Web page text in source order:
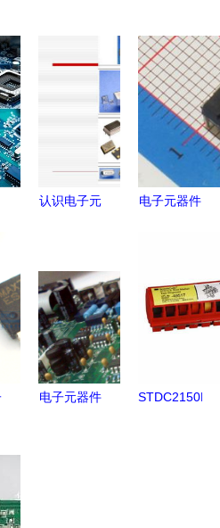
认识电子元
电子
元器
件
电子元器件
电子元器件